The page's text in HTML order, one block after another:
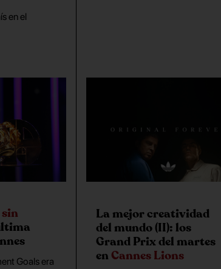
en el
sin
Goals era
La mejor creatividad
del mundo (II): los
Grand Prix del martes
enCannes Lions